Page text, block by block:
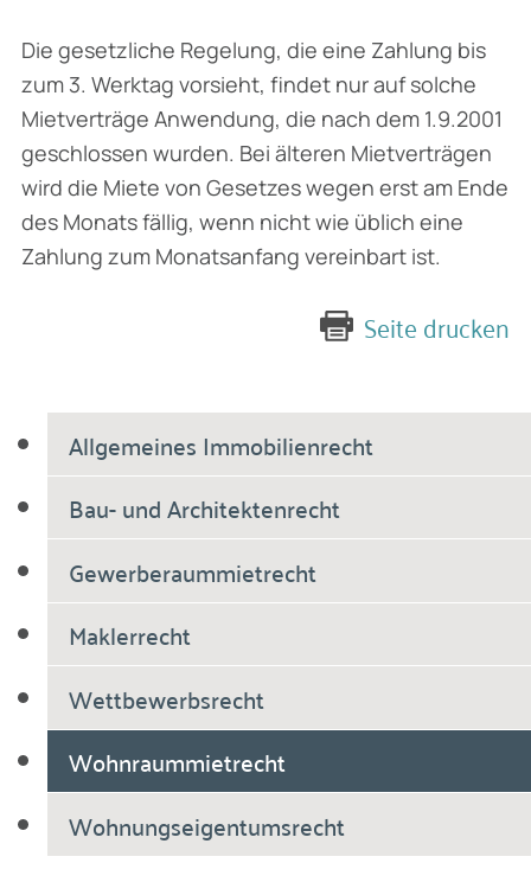
Allgemeines Immobilienrecht
Bau- und Architektenrecht
Gewerberaummietrecht
Maklerrecht
Wettbewerbsrecht
Wohnraummietrecht
Wohnungseigentumsrecht
Die gesetzliche Regelung, die eine Zahlung bis
zum 3. Werktag vorsieht, findet nur auf solche
Mietverträge Anwendung, die nach dem 1.9.2001
geschlossen wurden. Bei älteren Mietverträgen
wird die Miete von Gesetzes wegen erst am Ende
des Monats fällig, wenn nicht wie üblich eine
Zahlung zum Monatsanfang vereinbart ist.
Seite drucken